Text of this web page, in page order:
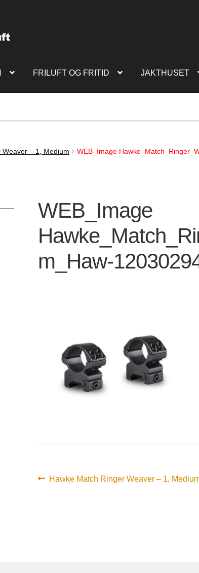
FRILUFT OG FRITID JAKTHUSET
– 1, Medium WEB_Image
WEB_Image
m_Haw-
Innleggsnavigasjon
Forrige
Hawke Match Ringer Weaver – 1,